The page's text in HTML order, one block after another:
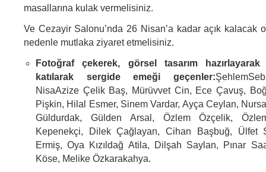
masallarına kulak vermelisiniz.
Ve Cezayir Salonu’nda 26 Nisan’a kadar açık kalacak
nedenle mutlaka ziyaret etmelisiniz.
Fotoğraf çekerek, görsel tasarım
katılarak sergide emeği geçenler:
NisaAzize Çelik Baş, Mürüvvet Cin, Ece Çavuş,
Pişkin, Hilal Esmer, Sinem Vardar, Ayça Ceylan,
Güldurdak, Gülden Arsal, Özlem Özçelik,
Kepenekçi, Dilek Çağlayan, Cihan Başbuğ, Ülfet
Ermiş, Oya Kızıldağ Atila, Dilşah Saylan, Pınar
Köse, Melike Özkarakahya.